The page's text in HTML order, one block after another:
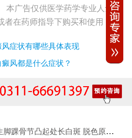
本广告仅供医学药学专业人士阅
者在药师指导下购买和使用
症状有哪些具体表现
风都是什么症状？
腿冒出小白点，浅色斑点是白癜风吗